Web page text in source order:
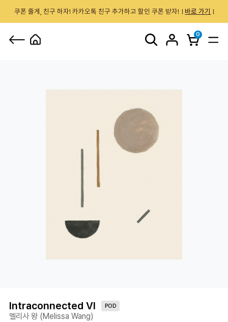
쿠폰 줄게, 친구 하자! 카카오톡 친구 추가하고 할인 쿠폰 받자! 바로 가기
0
Intraconnected VI POD
멜리사 왕 (Melissa Wang)